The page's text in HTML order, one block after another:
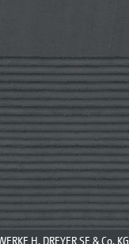
H. DREYER SE & Co. KG